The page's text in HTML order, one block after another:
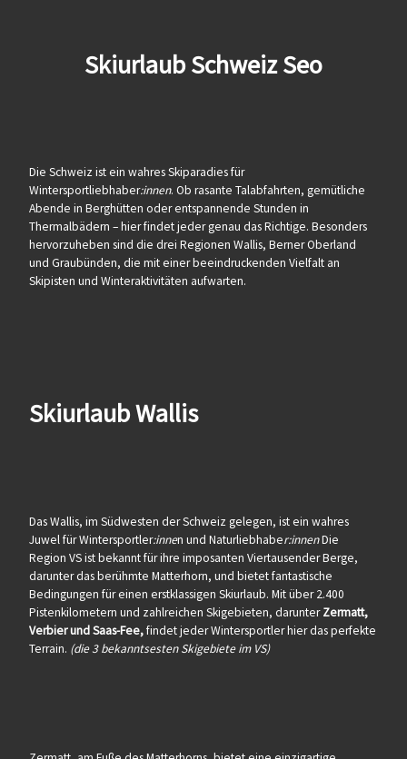
Skiurlaub Schweiz Seo
Die Schweiz ist ein wahres Skiparadies für
Wintersportliebhaber:innen. Ob rasante Talabfahrten, gemütliche
Abende in Berghütten oder entspannende Stunden in
Thermalbädern – hier findet jeder genau das Richtige. Besonders
hervorzuheben sind die drei Regionen Wallis, Berner Oberland
und Graubünden, die mit einer beeindruckenden Vielfalt an
Skipisten und Winteraktivitäten aufwarten.
Skiurlaub Wallis
Das Wallis, im Südwesten der Schweiz gelegen, ist ein wahres
Juwel für Wintersportler:innen und Naturliebhaber:innenDie
Region VS ist bekannt für ihre imposanten Viertausender Berge,
darunter das berühmte Matterhorn, und bietet fantastische
Bedingungen für einen erstklassigen Skiurlaub. Mit über 2.400
Pistenkilometern und zahlreichen Skigebieten, darunterZermatt,
Verbier und Saas-Fee,findet jeder Wintersportler hier das perfekte
Terrain. (die 3 bekanntsesten Skigebiete im VS)